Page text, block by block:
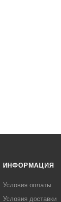
ИНФОРМАЦИЯ
Условия оплаты
Условия доставки